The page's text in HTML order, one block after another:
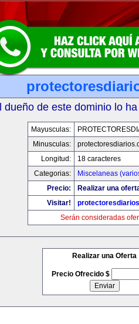
dueño de este dominio lo
Mayusculas:
Minusculas:
Longitud:
18 caracteres
Categorias:
Miscelaneas
Precio:
Realizar una
Visitar!
Serán consideradas
Realizar una Oferta
Precio Ofrecido $